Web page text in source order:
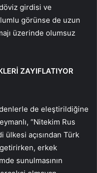
girdisi ve
görünse de uzun
üzerinde olumsuz
ZAYIFLATIYOR
de eleştirildiğine
“Nitekim Rus
açısından Türk
erkek
sunulmasının